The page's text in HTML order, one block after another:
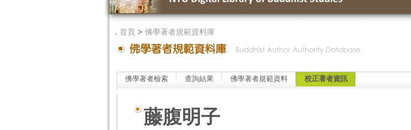
． 首頁> 佛學著者規範資料庫
佛學著者檢索 查詢結果 佛學著者規範資料 校正著者資訊
藤腹明子